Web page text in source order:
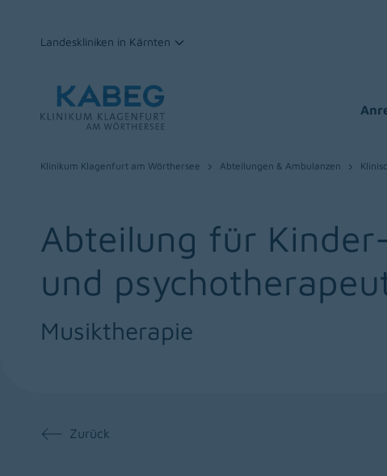
Landeskliniken in Kärnten
Klinikum Klagenfurt am Wörthersee Abteilungen & Ambulanzen
Abteilung für
und
Musiktherapie
Zurück